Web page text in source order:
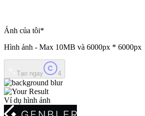
Ảnh của tôi*
Hình ảnh - Max 10MB và 6000px * 6000px
Tạo ngay 4
Ví dụ hình ảnh